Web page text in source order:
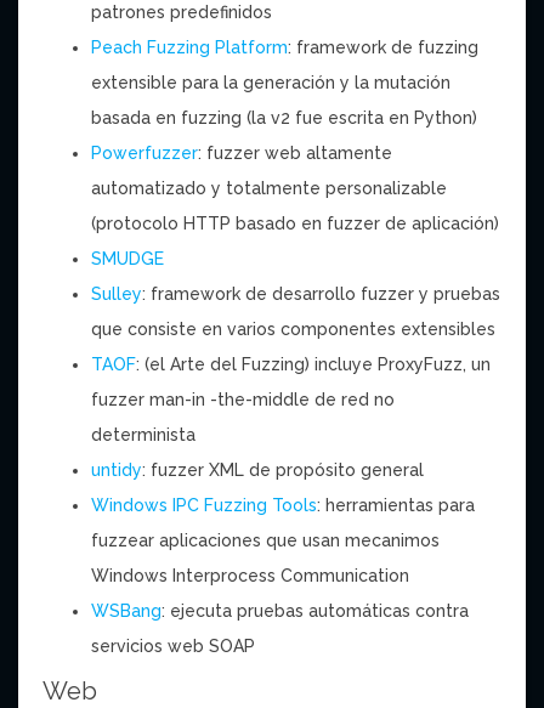
patrones predefinidos
Peach Fuzzing Platform: framework de fuzzing
extensible para la generación y la mutación
basada en fuzzing (la v2 fue escrita en Python)
Powerfuzzer: fuzzer web altamente
automatizado y totalmente personalizable
(protocolo HTTP basado en fuzzer de aplicación)
SMUDGE
Sulley: framework de desarrollo fuzzer y pruebas
que consiste en varios componentes extensibles
TAOF: (el Arte del Fuzzing) incluye ProxyFuzz, un
fuzzer man-in -the-middle de red no
determinista
untidy: fuzzer XML de propósito general
Windows IPC Fuzzing Tools: herramientas para
fuzzear aplicaciones que usan mecanimos
Windows Interprocess Communication
WSBang: ejecuta pruebas automáticas contra
servicios web SOAP
Web